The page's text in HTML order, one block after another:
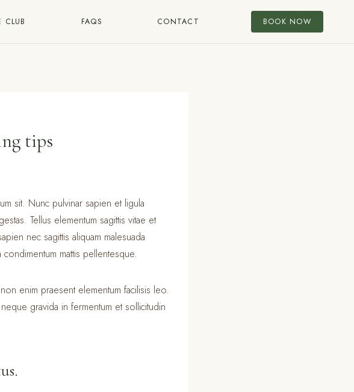
CLUB FAQS CONTACT BOOK NOW
tips
sit. Nunc pulvinar sapien et ligula
Tellus elementum sagittis vitae et
nec sagittis aliquam malesuada
mattis pellentesque.
enim praesent elementum facilisis leo.
gravida in fermentum et sollicitudin